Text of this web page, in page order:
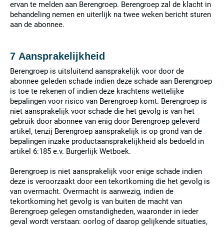
ervan te melden aan Berengroep. Berengroep zal de klacht in
behandeling nemen en uiterlijk na twee weken bericht sturen
aan de abonnee.
7 Aansprakelijkheid
Berengroep is uitsluitend aansprakelijk voor door de
abonnee geleden schade indien deze schade aan Berengroep
is toe te rekenen of indien deze krachtens wettelijke
bepalingen voor risico van Berengroep komt. Berengroep is
niet aansprakelijk voor schade die het gevolg is van het
gebruik door abonnee van enig door Berengroep geleverd
artikel, tenzij Berengroep aansprakelijk is op grond van de
bepalingen inzake productaansprakelijkheid als bedoeld in
artikel 6:185 e.v. Burgerlijk Wetboek.
Berengroep is niet aansprakelijk voor enige schade indien
deze is veroorzaakt door een tekortkoming die het gevolg is
van overmacht. Overmacht is aanwezig, indien de
tekortkoming het gevolg is van buiten de macht van
Berengroep gelegen omstandigheden, waaronder in ieder
geval wordt verstaan: oorlog of daarop gelijkende situaties,